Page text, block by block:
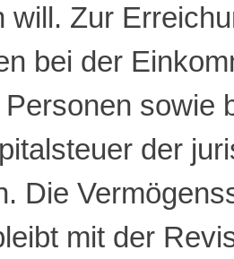
will. Zur
bei der
sowie
der
Die
mit der